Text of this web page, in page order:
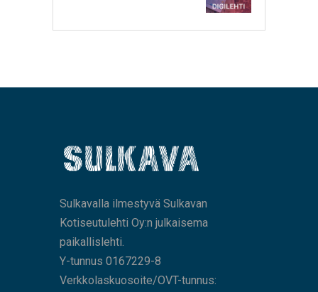
Sulkavalla ilmestyvä Sulkavan
Kotiseutulehti Oy:n julkaisema
paikallislehti.
Y-tunnus 0167229-8
Verkkolaskuosoite/OVT-tunnus: